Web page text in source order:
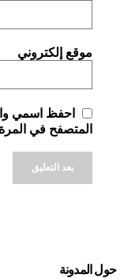
موقع إلكتروني
احفظ اسمي
المتصفح في المرة
حول المدونة